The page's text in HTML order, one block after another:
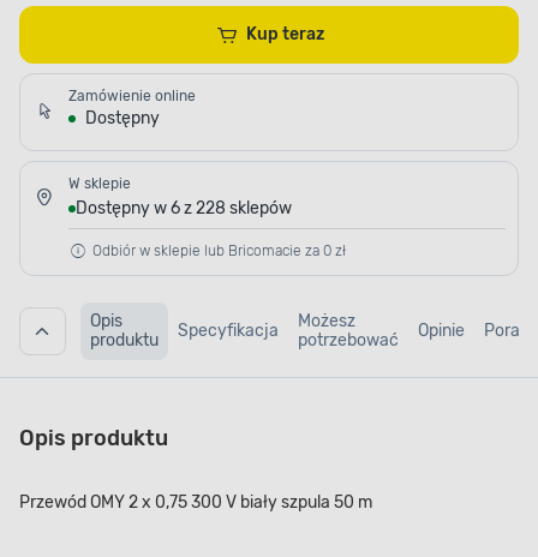
Kup teraz
Zamówienie online
Dostępny
W sklepie
Dostępny w 6 z 228 sklepów
Odbiór w sklepie lub Bricomacie za 0 zł
Opis
produktu
Specyfikacja
Możesz
potrzebować
Opinie Porady
Opis produktu
Przewód OMY 2 x 0,75 300 V biały szpula 50 m